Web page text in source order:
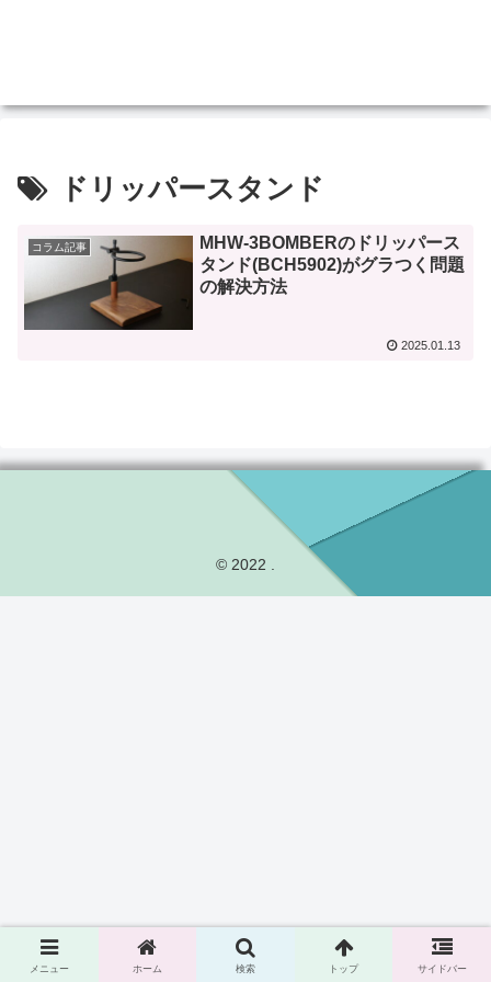
ドリッパースタンド
コラム記事
MHW-3BOMBERのドリッパース
タンド(BCH5902)がグラつく問題
の解決方法
2025.01.13
© 2022 .
メニュー ホーム 検索 トップ サイドバー